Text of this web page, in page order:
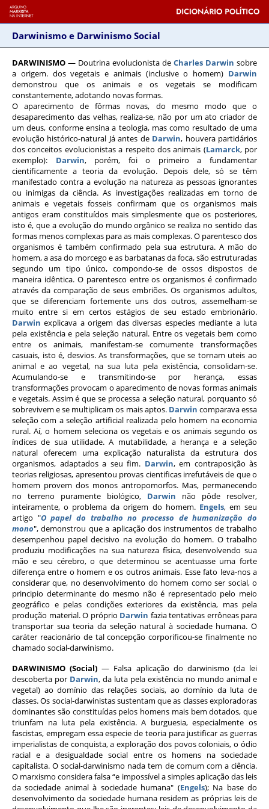
Darwinismo e Darwinismo Social
DARWINISMO — Doutrina evolucionista de Charles Darwin sobre
a origem. dos vegetais e animais (inclusive o homem) Darwin
demonstrou que os animais e os vegetais se modificam
constantemente, adotando novas formas.
O aparecimento de fôrmas novas, do mesmo modo que o
desaparecimento das velhas, realiza-se, não por um ato criador de
um deus, conforme ensina a teologia, mas como resultado de uma
evolução histórico-natural Já antes de Darwin, houvera partidários
dos conceitos evolucionistas a respeito dos animais (Lamarck, por
exemplo): Darwin, porém, foi o primeiro a fundamentar
cientificamente a teoria da evolução. Depois dele, só se têm
manifestado contra a evolução na natureza as pessoas ignorantes
ou inimigas da ciência. As investigações realizadas em torno de
animais e vegetais fosseis confirmam que os organismos mais
antigos eram constituídos mais simplesmente que os posteriores,
isto é, que a evolução do mundo orgânico se realiza no sentido das
formas menos complexas para as mais complexas. O parentesco dos
organismos é também confirmado pela sua estrutura. A mão do
homem, a asa do morcego e as barbatanas da foca, são estruturadas
segundo um tipo único, compondo-se de ossos dispostos de
maneira idêntica. O parentesco entre os organismos é confirmado
através da comparação de seus embriões. Os organismos adultos,
que se diferenciam fortemente uns dos outros, assemelham-se
muito entre si em certos estágios de seu estado embrionário.
Darwin explicava a origem das diversas especies mediante a luta
pela existência e pela seleção natural. Entre os vegetais bem como
entre os animais, manifestam-se comumente transformações
casuais, isto é, desvios. As transformações, que se tornam uteis ao
animal e ao vegetal, na sua luta pela existência, consolidam-se.
Acumulando-se e transmitindo-se por herança, essas
transformações provocam o aparecimento de novas formas animais
e vegetais. Assim é que se processa a seleção natural, porquanto só
sobrevivem e se multiplicam os mais aptos. Darwin comparava essa
seleção com a seleção artificial realizada pelo homem na economia
rural. Aí, o homem seleciona os vegetais e os animais segundo os
índices de sua utilidade. A mutabilidade, a herança e a seleção
natural oferecem uma explicação naturalista da estrutura dos
organismos, adaptados a seu fim. Darwin, em contraposição às
teorias religiosas, apresentou provas cientificas irrefutáveis de que o
homem provem dos monos antropomorfos. Mas, permanecendo
no terreno puramente biológico, Darwin não pôde resolver,
inteiramente, o problema da origem do homem. Engels, em seu
artigo "O papel do trabalho no processo de humanização do
mono", demonstrou que a aplicação dos instrumentos de trabalho
desempenhou papel decisivo na evolução do homem. O trabalho
produziu modificações na sua natureza física, desenvolvendo sua
mão e seu cérebro, o que determinou se acentuasse uma forte
diferença entre o homem e os outros animais. Esse fato leva-nos a
considerar que, no desenvolvimento do homem como ser social, o
principio determinante do mesmo não é representado pelo meio
geográfico e pelas condições exteriores da existência, mas pela
produção material. O próprio Darwin fazia tentativas errôneas para
transportar sua teoria da seleção natural à sociedade humana. O
caráter reacionário de tal concepção corporificou-se finalmente no
chamado social-darwinismo.
DARWINISMO (Social) — Falsa aplicação do darwinismo (da lei
descoberta por Darwin, da luta pela existência no mundo animal e
vegetal) ao domínio das relações sociais, ao domínio da luta de
classes. Os social-darwinistas sustentam que as classes exploradoras
dominantes são constituídas pelos homens mais bem dotados, que
triunfam na luta pela existência. A burguesia, especialmente os
fascistas, empregam essa especie de teoria para justificar as guerras
imperialistas de conquista, a exploração dos povos coloniais, o ódio
racial e a desigualdade social entre os homens na sociedade
capitalista. O social-darwinismo nada tem de comum com a ciência.
O marxismo considera falsa “e impossível a simples aplicação das leis
da sociedade animal à sociedade humana" (Engels); Na base do
desenvolvimento da sociedade humana residem as próprias leis de